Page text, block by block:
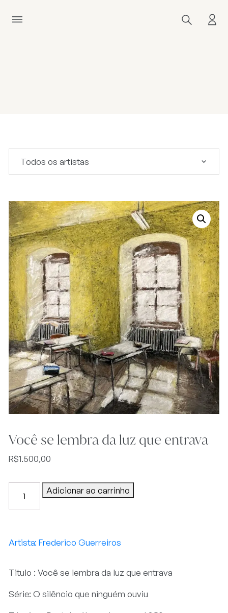
Todos os artistas
Você se lembra da luz que entrava
R$1.500,00
luz
quantidade
Adicionar ao carrinho
Frederico Guerreiros
Titulo : Você se lembra da luz que entrava
Série: O silêncio que ninguém ouviu